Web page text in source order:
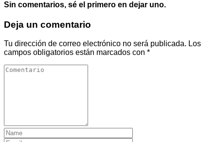
Sin comentarios, sé el primero en dejar uno.
Deja un comentario
Tu dirección de correo electrónico no será publicada. Los
campos obligatorios están marcados con *